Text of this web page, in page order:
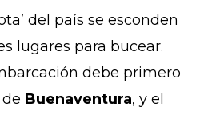
del país se esconden
lugares para bucear.
debe primero
Buenaventura, y el